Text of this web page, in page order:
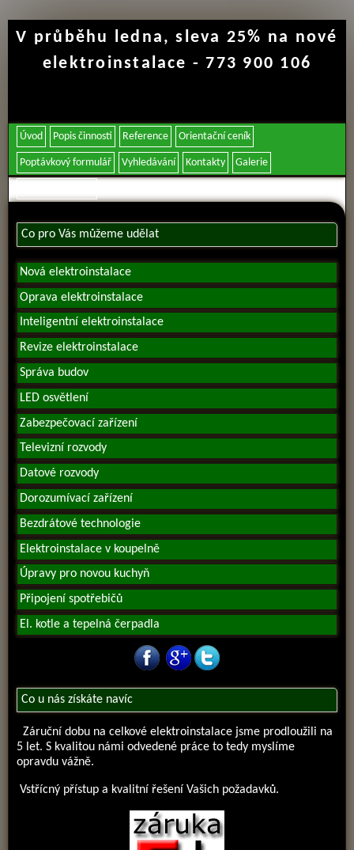
V průběhu ledna, sleva 25% na nové
elektroinstalace - 773 900 106
Úvod Popis činnosti Reference Orientační ceník
Poptávkový formulář Vyhledávání Kontakty Galerie
Co pro Vás můžeme udělat
Nová elektroinstalace
Oprava elektroinstalace
Inteligentní elektroinstalace
Revize elektroinstalace
Správa budov
LED osvětlení
Zabezpečovací zařízení
Televizní rozvody
Datové rozvody
Dorozumívací zařízení
Bezdrátové technologie
Elektroinstalace v koupelně
Úpravy pro novou kuchyň
Připojení spotřebičů
El. kotle a tepelná čerpadla
Co u nás získáte navíc
Záruční dobu na celkové elektroinstalace jsme prodloužili na
5 let. S kvalitou námi odvedené práce to tedy myslíme
opravdu vážně.
Vstřícný přístup a kvalitní řešení Vašich požadavků.